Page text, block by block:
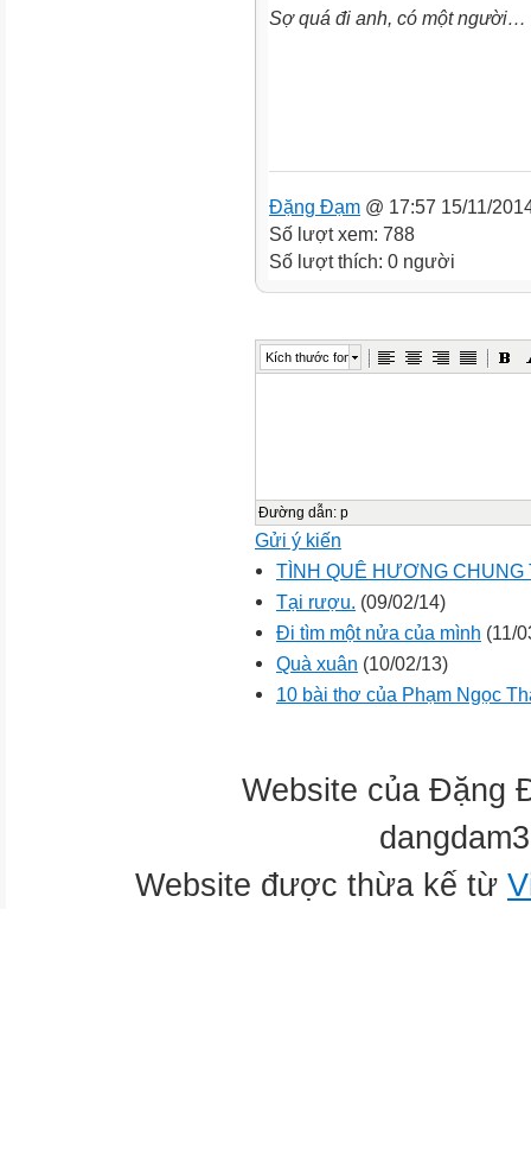
Sợ quá đi anh, có một người…
Đặng Đạm @ 17:57 15/11/
Số lượt xem: 788
Số lượt thích: 0 người
Kích thước font
Đường dẫn: p
Gửi ý kiến
TÌNH QUÊ HƯƠNG CHUNG
Tại rượu. (09/02/14)
Đi tìm một nửa của mình (11/
Quà xuân (10/02/13)
10 bài thơ của Phạm Ngọc
Website của Đặng
Website được thừa kế từ